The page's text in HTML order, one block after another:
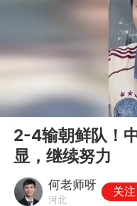
00:00
2-4输朝鲜队！
显，继续努力
何老师呀
河北
关注